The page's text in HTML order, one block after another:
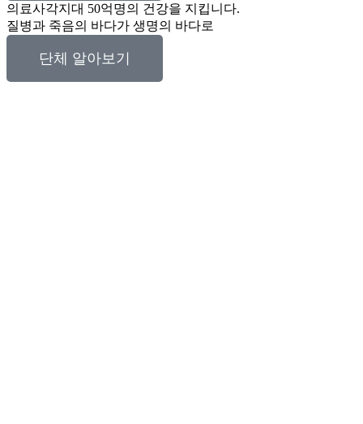
의료사각지대 50억명의 건강을 지킵니다.
질병과 죽음의 바다가 생명의 바다로
단체 알아보기